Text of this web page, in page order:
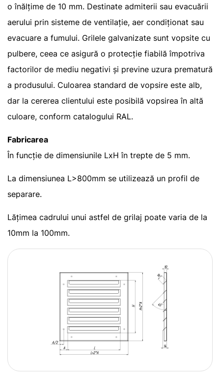
o înălțime de 10 mm. Destinate admiterii sau evacuării
aerului prin sisteme de ventilație, aer condiționat sau
evacuare a fumului. Grilele galvanizate sunt vopsite cu
pulbere, ceea ce asigură o protecție fiabilă împotriva
factorilor de mediu negativi și previne uzura prematură
a produsului. Culoarea standard de vopsire este alb,
dar la cererea clientului este posibilă vopsirea în altă
culoare, conform catalogului RAL.
Fabricarea
În funcție de dimensiunile LxH în trepte de 5 mm.
La dimensiunea L>800mm se utilizează un profil de
separare.
Lățimea cadrului unui astfel de grilaj poate varia de la
10mm la 100mm.